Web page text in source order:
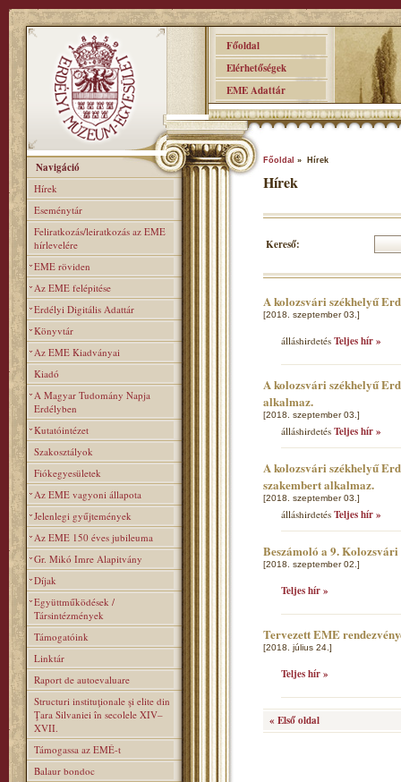
Főoldal
Elérhetőségek
EME Adattár
Navigáció
Hírek
Eseménytár
Feliratkozás/leiratkozás az EME
hírlevelére
EME röviden
Az EME felépitése
Erdélyi Digitális Adattár
Könyvtár
Az EME Kiadványai
Kiadó
A Magyar Tudomány Napja
Erdélyben
Kutatóintézet
Szakosztályok
Fiókegyesületek
Az EME vagyoni állapota
Jelenlegi gyűjtemények
Az EME 150 éves jubileuma
Gr. Mikó Imre Alapitvány
Díjak
Együttműködések /
Társintézmények
Támogatóink
Linktár
Raport de autoevaluare
Structuri instituţionale şi elite din
Ţara Silvaniei în secolele XIV–
XVII.
Támogassa az EMÉ-t
Balaur bondoc
Főoldal » Hírek
Hírek
Kereső:
A kolozsvári székhelyű
[2018. szeptember 03.]
álláshirdetés Teljes hír »
A kolozsvári székhelyű
alkalmaz.
[2018. szeptember 03.]
álláshirdetés Teljes hír »
A kolozsvári székhelyű
szakembert alkalmaz.
[2018. szeptember 03.]
álláshirdetés Teljes hír »
Beszámoló a 9.
[2018. szeptember 02.]
Teljes hír »
Tervezett EME
[2018. július 24.]
Teljes hír »
« Első oldal